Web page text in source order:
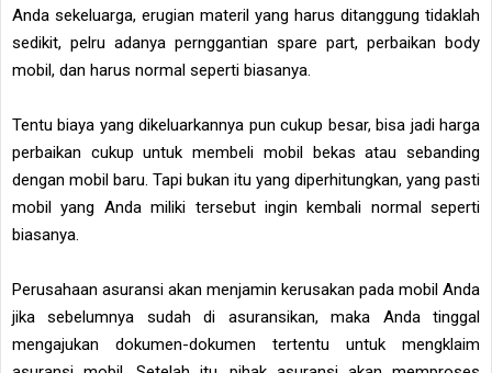
Anda sekeluarga, erugian materil yang harus ditanggung tidaklah
sedikit, pelru adanya pernggantian spare part, perbaikan body
mobil, dan harus normal seperti biasanya.
Tentu biaya yang dikeluarkannya pun cukup besar, bisa jadi harga
perbaikan cukup untuk membeli mobil bekas atau sebanding
dengan mobil baru. Tapi bukan itu yang diperhitungkan, yang pasti
mobil yang Anda miliki tersebut ingin kembali normal seperti
biasanya.
Perusahaan asuransi akan menjamin kerusakan pada mobil Anda
jika sebelumnya sudah di asuransikan, maka Anda tinggal
mengajukan dokumen-dokumen tertentu untuk mengklaim